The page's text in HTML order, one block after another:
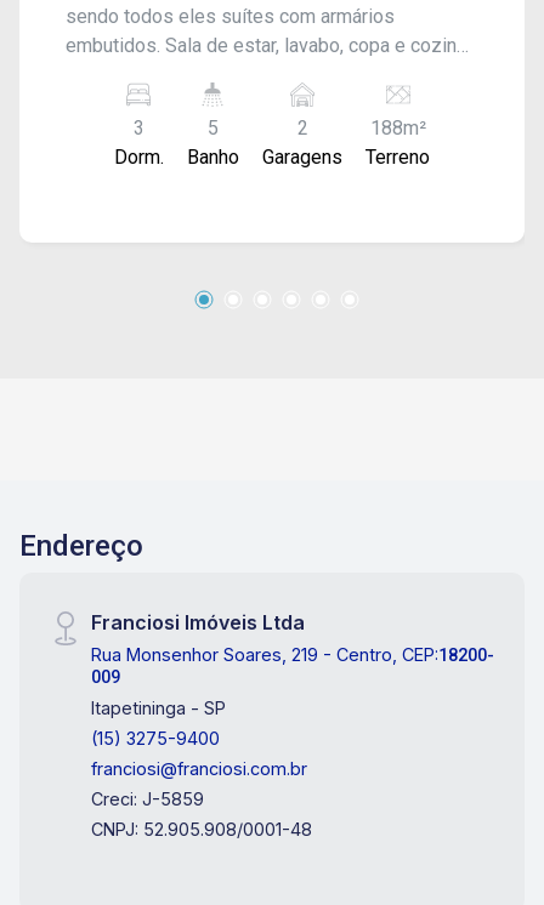
sendo todos eles suítes com armários
embutidos. Sala de estar, lavabo, copa e cozinha
lavabo de apoio e lavanderia coberta, além de
garagem para 02 carros. Acabamento: Laje,
gesso, porcelanato, e ar-condicionado.
3
Dorm.
5
Banho
2
Garagens
188m²
Terreno
Endereço
Franciosi Imóveis Ltda
Rua Monsenhor Soares, 219 - Centro, CEP:18200-
009
Itapetininga - SP
(15) 3275-9400
franciosi@franciosi.com.br
Creci: J-5859
CNPJ: 52.905.908/0001-48